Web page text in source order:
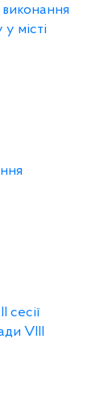
місті
сесії
VІIІ